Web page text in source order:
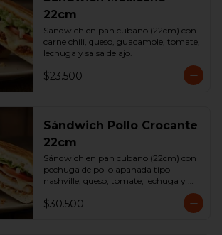
22cm
Sándwich en pan cubano (22cm) con
carne chili, queso, guacamole, tomate,
lechuga y salsa de ajo.
$23.500
Sándwich Pollo Crocante
22cm
Sándwich en pan cubano (22cm) con
pechuga de pollo apanada tipo
nashville, queso, tomate, lechuga y
$30.500